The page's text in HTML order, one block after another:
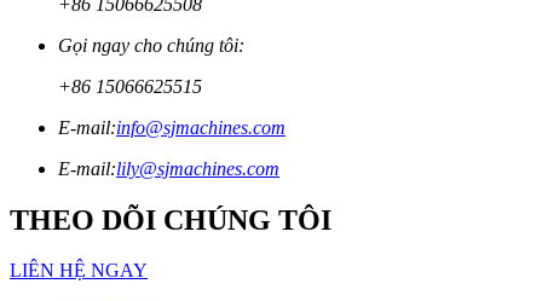
Gọi ngay cho chúng tôi:
+86 15066625515
E-mail:info@sjmachines.com
E-mail:lily@sjmachines.com
THEO DÕI CHÚNG TÔI
LIÊN HỆ NGAY